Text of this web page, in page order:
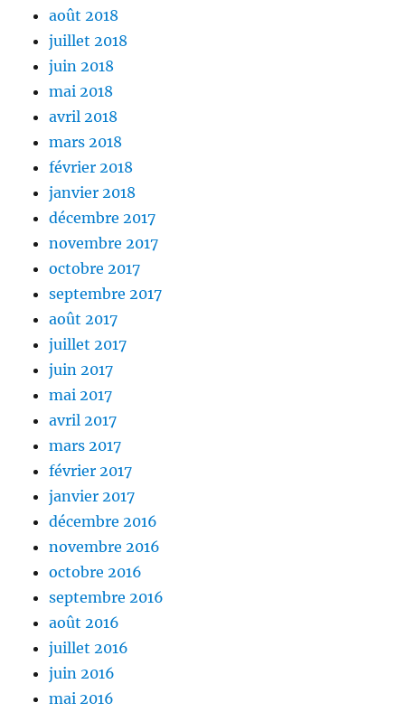
août 2018
juillet 2018
juin 2018
mai 2018
avril 2018
mars 2018
février 2018
janvier 2018
décembre 2017
novembre 2017
octobre 2017
septembre 2017
août 2017
juillet 2017
juin 2017
mai 2017
avril 2017
mars 2017
février 2017
janvier 2017
décembre 2016
novembre 2016
octobre 2016
septembre 2016
août 2016
juillet 2016
juin 2016
mai 2016